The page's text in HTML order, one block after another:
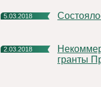
5.03.2018
2.03.2018
Некоммерческие организации Коми могут претендовать на
гранты